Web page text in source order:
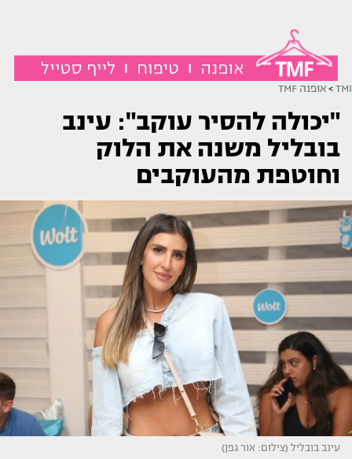
TMI
> אופנה TMF
"יכולה להסיר עוקב": עינב
בובליל משנה את הלוק
וחוטפת מהעוקבים
עינב בובליל (צילום: אור גפן)